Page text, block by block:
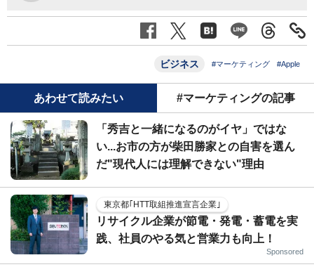
ビジネス #マーケティング #Apple
あわせて読みたい #マーケティングの記事
「秀吉と一緒になるのがイヤ」ではな
い...お市の方が柴田勝家との自害を選ん
だ"現代人には理解できない"理由
東京都｢HTT取組推進宣言企業｣
リサイクル企業が節電・発電・蓄電を実
践、社員のやる気と営業力も向上！
Sponsored